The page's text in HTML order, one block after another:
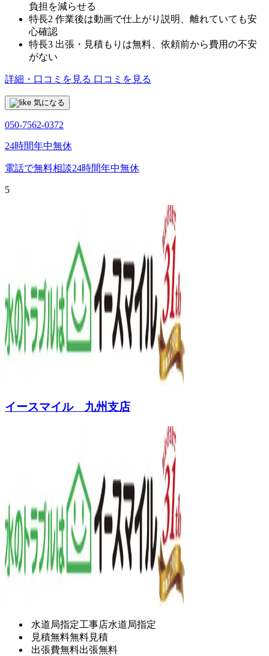
負担を減らせる
特長2 作業後は動画で仕上がり説明、離れていても安
心確認
特長3 出張・見積もりは無料、依頼前から費用の不安
がない
詳細・口コミを見る 口コミを見る
気になる
050-7562-0372
24時間年中無休
電話で無料相談24時間年中無休
5
イースマイル 九州支店
水道局指定工事店水道局指定
見積無料無料見積
出張費無料出張無料